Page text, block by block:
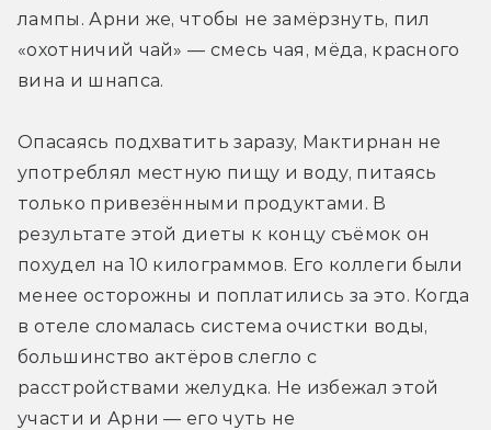
лампы. Арни же, чтобы не замёрзнуть, пил
«охотничий чай» — смесь чая, мёда, красного
вина и шнапса.
Опасаясь подхватить заразу, Мактирнан не
употреблял местную пищу и воду, питаясь
только привезёнными продуктами. В
результате этой диеты к концу съёмок он
похудел на 10 килограммов. Его коллеги были
менее осторожны и поплатились за это. Когда
в отеле сломалась система очистки воды,
большинство актёров слегло с
расстройствами желудка. Не избежал этой
участи и Арни — его чуть не